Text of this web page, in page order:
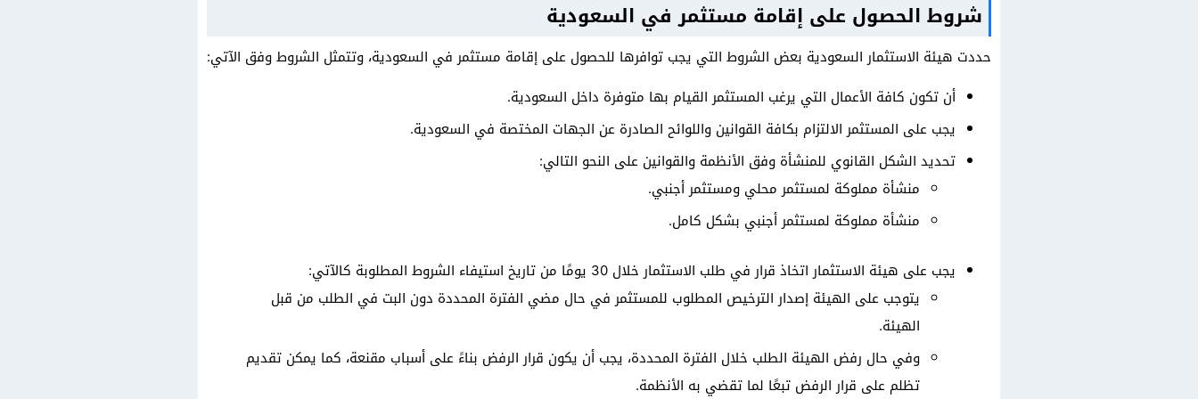
شروط الحصول على إقامة مستثمر في السعودية
حددت هيئة الاستثمار السعودية بعض الشروط التي يجب توافرها للحصول على إقامة مستثمر في السعودية، وتتمثل الشروط وفق الآتي:
أن تكون كافة الأعمال التي يرغب المستثمر القيام بها متوفرة داخل السعودية.
يجب على المستثمر الالتزام بكافة القوانين واللوائح الصادرة عن الجهات المختصة في السعودية.
تحديد الشكل القانوي للمنشأة وفق الأنظمة والقوانين على النحو التالي:
منشأة مملوكة لمستثمر محلي ومستثمر أجنبي.
منشأة مملوكة لمستثمر أجنبي بشكل كامل.
يجب على هيئة الاستثمار اتخاذ قرار في طلب الاستثمار خلال 30 يومًا من تاريخ استيفاء الشروط المطلوبة كالآتي:
يتوجب على الهيئة إصدار الترخيص المطلوب للمستثمر في حال مضي الفترة المحددة دون البت في الطلب من قبل
الهيئة.
وفي حال رفض الهيئة الطلب خلال الفترة المحددة، يجب أن يكون قرار الرفض بناءً على أسباب مقنعة، كما يمكن تقديم
تظلم على قرار الرفض تبعًا لما تقضي به الأنظمة.